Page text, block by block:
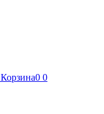
Корзина0 0